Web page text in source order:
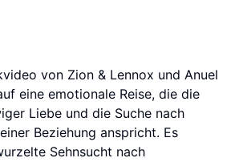
von Zion & Lennox und Anuel
eine emotionale Reise, die die
Liebe und die Suche nach
Beziehung anspricht. Es
Sehnsucht nach